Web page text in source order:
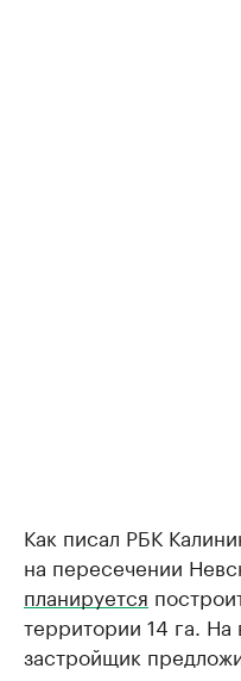
Как писал РБК
на пересечении
планируется
территории 14 га. На
застройщик